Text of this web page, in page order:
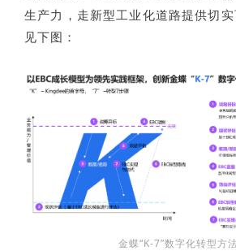
生产力，走新型工业化道路提供切实
见下图：
金蝶“K-7”数字化转型方